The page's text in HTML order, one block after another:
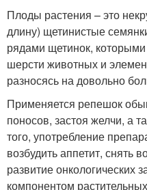
Плоды растения – это
длину) щетинистые
рядами щетинок,
шерсти животных и
разносясь на довольно
Применяется репешок
поносов, застоя желчи, а
того, употребление
возбудить аппетит, снять
развитие онкологических
компонентом